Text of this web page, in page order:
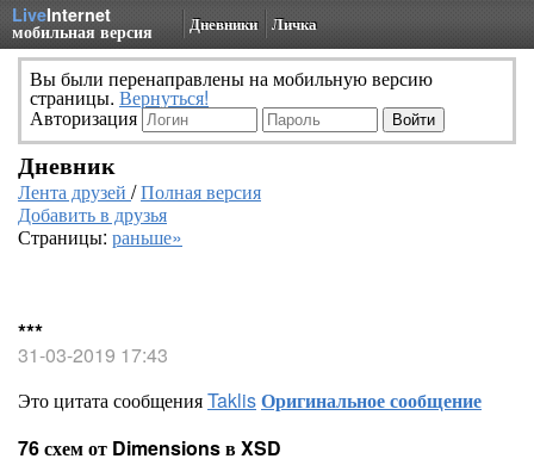
LiveInternet
мобильная версия Дневники Личка
Вы были перенаправлены на мобильную версию
страницы. Вернуться!
Авторизация
Дневник
Лента друзей /Полная версия
Добавить в друзья
Страницы: раньше»
***
31-03-2019 17:43
Это цитата сообщенияTaklisОригинальное сообщение
76 схем от Dimensions в XSD